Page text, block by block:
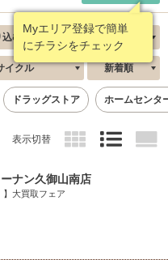
Myエリア登録で簡単
にチラシをチェック
む
イクル 新着順
ドラッグストア ホームセンタ
表示切替
ナン久御山南店
】大買取フェア